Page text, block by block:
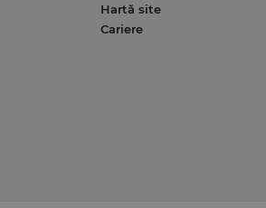
Hartă site
Cariere